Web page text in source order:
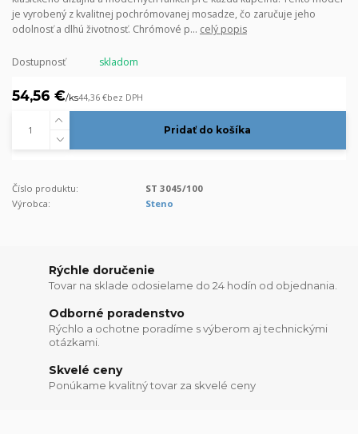
je vyrobený z kvalitnej pochrómovanej mosadze, čo zaručuje jeho
odolnosť a dlhú životnosť. Chrómové p... celý popis
Dostupnosť skladom
54,56 €/ks44,36 €bez DPH
Pridať do košíka
Číslo produktu:
ST 3045/100
Výrobca:
Steno
Rýchle doručenie
Tovar na sklade odosielame do 24 hodín od objednania.
Odborné poradenstvo
Rýchlo a ochotne poradíme s výberom aj technickými
otázkami.
Skvelé ceny
Ponúkame kvalitný tovar za skvelé ceny